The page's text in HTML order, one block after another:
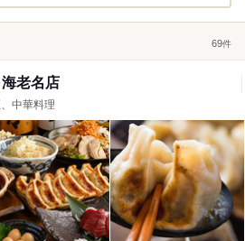
69件
老名店
中華料理